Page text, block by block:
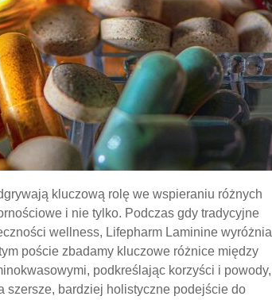
kluczową rolę we wspieraniu różnych
i nie tylko. Podczas gdy tradycyjne
wellness, Lifepharm Laminine wyróżnia
poście zbadamy kluczowe różnice między
podkreślając korzyści i powody,
szersze, bardziej holistyczne podejście do